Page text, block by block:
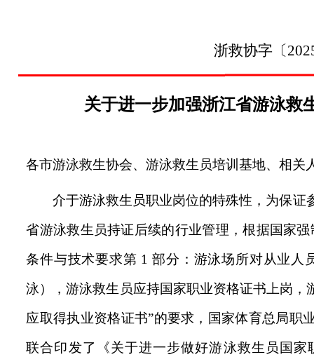
浙救协字〔202
关于进一步加强浙江省游泳救
各市游泳救生协会、游泳救生员培训基地、相关
介于游泳救生员职业岗位的特殊性，为保
省游泳救生员持证后续的行业管理，根据国家
条件与技术要求第 1 部分：游泳场所对从业人
泳），游泳救生员应持国家职业资格证书上岗
应取得执业资格证书”的要求，国家体育总局职
联合印发了《关于进一步做好游泳救生员国